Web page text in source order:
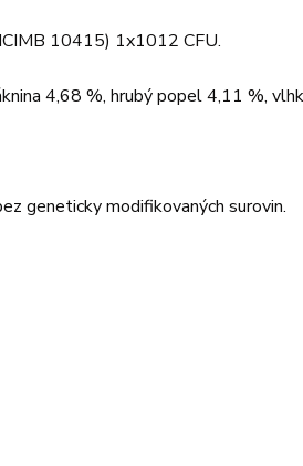
10415) 1x1012 CFU.
4,68 %, hrubý popel 4,11 %,
geneticky modifikovaných surovin.